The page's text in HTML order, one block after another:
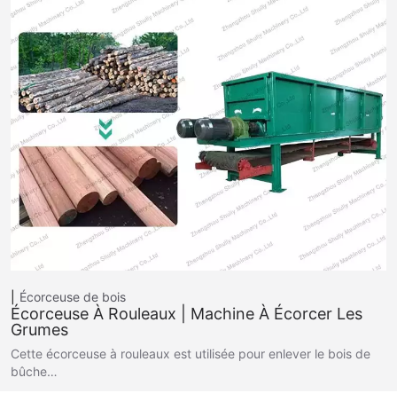
Écorceuse de bois
Écorceuse À Rouleaux | Machine À Écorcer Les
Grumes
Cette écorceuse à rouleaux est utilisée pour enlever le bois de
bûche…